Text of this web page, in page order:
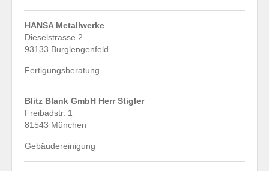
HANSA Metallwerke
Dieselstrasse 2
93133 Burglengenfeld
Fertigungsberatung
Blitz Blank GmbH Herr Stigler
Freibadstr. 1
81543 München
Gebäudereinigung